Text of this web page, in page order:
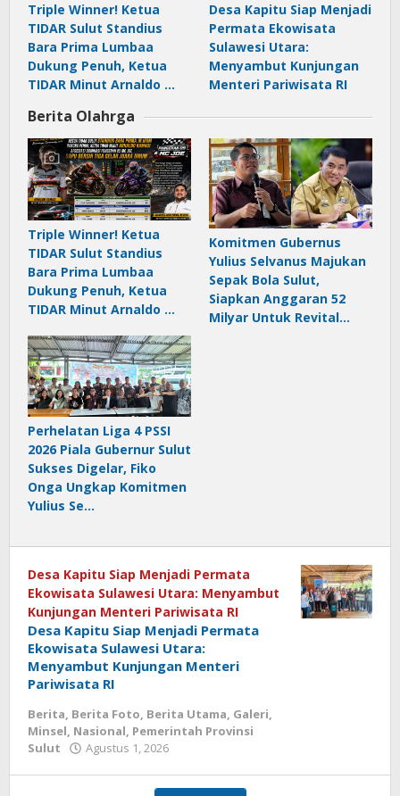
Triple Winner! Ketua
TIDAR Sulut Standius
Bara Prima Lumbaa
Dukung Penuh, Ketua
TIDAR Minut Arnaldo …
Desa Kapitu Siap Menjadi
Permata Ekowisata
Sulawesi Utara:
Menyambut Kunjungan
Menteri Pariwisata RI
Berita Olahrga
Triple Winner! Ketua
TIDAR Sulut Standius
Bara Prima Lumbaa
Dukung Penuh, Ketua
TIDAR Minut Arnaldo …
Komitmen Gubernus
Yulius Selvanus Majukan
Sepak Bola Sulut,
Siapkan Anggaran 52
Milyar Untuk Revital…
Perhelatan Liga 4 PSSI
2026 Piala Gubernur Sulut
Sukses Digelar, Fiko
Onga Ungkap Komitmen
Yulius Se…
Desa Kapitu Siap Menjadi Permata
Ekowisata Sulawesi Utara: Menyambut
Kunjungan Menteri Pariwisata RI
Desa Kapitu Siap Menjadi Permata
Ekowisata Sulawesi Utara:
Menyambut Kunjungan Menteri
Pariwisata RI
Berita, Berita Foto, Berita Utama, Galeri,
Minsel, Nasional, Pemerintah Provinsi
Sulut
Agustus 1, 2026